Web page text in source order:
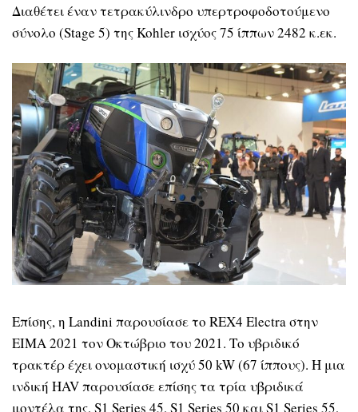
Διαθέτει έναν τετρακύλινδρο υπερτροφοδοτούμενο
σύνολο (Stage 5) της Kohler ισχύος 75 ίππων 2482 κ.εκ.
Επίσης, η Landini παρουσίασε το REX4 Electra στην
EIMA 2021 τον Οκτώβριο του 2021. Το υβριδικό
τρακτέρ έχει ονομαστική ισχύ 50 kW (67 ίππους). Η μια
ινδική HAV παρουσίασε επίσης τα τρία υβριδικά
μοντέλα της, S1 Series 45, S1 Series 50 και S1 Series 55,